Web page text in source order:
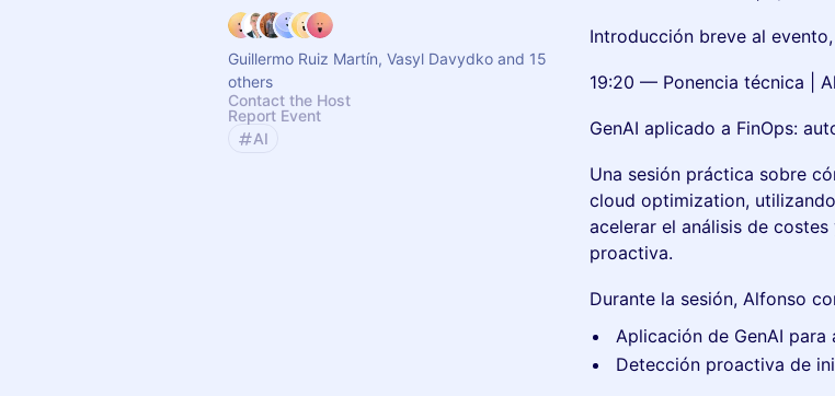
Guillermo Ruiz Martín, Vasyl Davydko and 15
others
Contact the Host
Report Event
AI
Introducción breve al
19:20 — Ponencia técnica |
GenAI aplicado a FinOps:
Una sesión práctica sobre
cloud optimization,
acelerar el análisis de
proactiva.
Durante la sesión, Alfonso
Aplicación de GenAI
Detección proactiva de